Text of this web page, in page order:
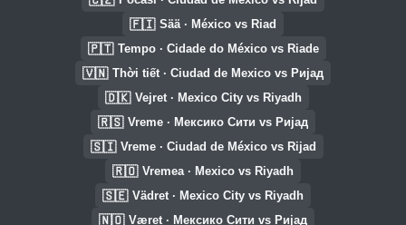
🇫🇮 Sää · México vs Riad
🇵🇹 Tempo · Cidade do México vs Riade
🇻🇳 Thời tiết · Ciudad de Mexico vs Ријад
🇩🇰 Vejret · Mexico City vs Riyadh
🇷🇸 Vreme · Мексико Сити vs Ријад
🇸🇮 Vreme · Ciudad de México vs Rijad
🇷🇴 Vremea · Mexico vs Riyadh
🇸🇪 Vädret · Mexico City vs Riyadh
🇳🇴 Været · Мексико Сити vs Ријад